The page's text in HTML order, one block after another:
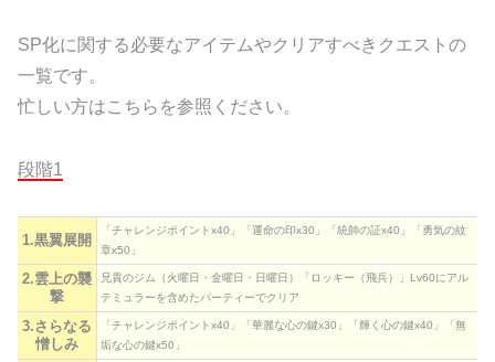
SP化に関する必要なアイテムやクリアすべきクエストの
一覧です。
忙しい方はこちらを参照ください。
段階1
1.黒翼展開
「チャレンジポイントx40」「運命の印x30」「統帥の証x40」「勇気の紋
章x50」
2.雲上の襲
撃
兄貴のジム（火曜日・金曜日・日曜日）「ロッキー（飛兵）」Lv60にアル
テミュラーを含めたパーティーでクリア
3.さらなる
憎しみ
「チャレンジポイントx40」「華麗な心の鍵x30」「輝く心の鍵x40」「無
垢な心の鍵x50」